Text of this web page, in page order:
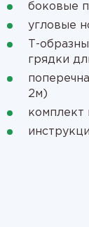
боковые
угловые
Т-
грядки
2м)
комплект